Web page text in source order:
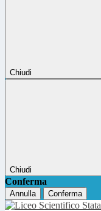
Chiudi
Chiudi
Conferma
Annulla Conferma